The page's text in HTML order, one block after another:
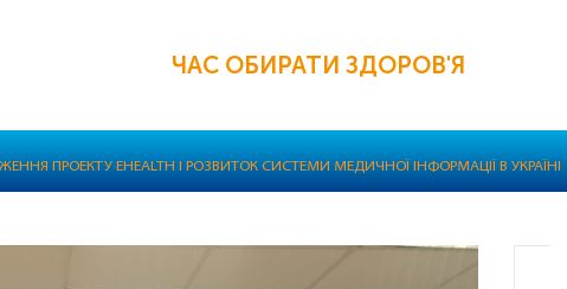
ЧАС ОБИРАТИ ЗДОРОВ'Я
ПРОЕКТУ EHEALTH І РОЗВИТОК СИСТЕМИ МЕДИЧНОЇ ІНФОРМАЦІЇ В УКРАЇНІ